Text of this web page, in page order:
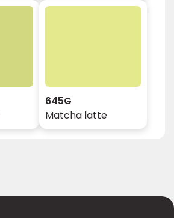
645G
Matcha latte